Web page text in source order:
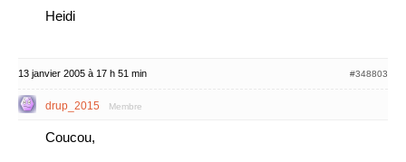
Heidi
13 janvier 2005 à 17 h 51 min #348803
drup_2015 Membre
Coucou,